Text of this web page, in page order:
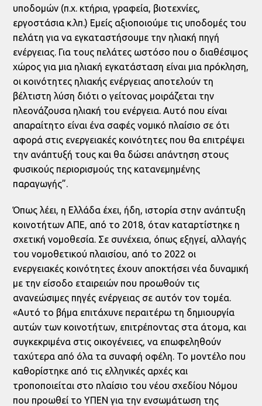
υποδομών (π.χ. κτήρια, γραφεία, βιοτεχνίες,
εργοστάσια κ.λπ.) Εμείς αξιοποιούμε τις υποδομές του
πελάτη για να εγκαταστήσουμε την ηλιακή πηγή
ενέργειας. Για τους πελάτες ωστόσο που ο διαθέσιμος
χώρος για μια ηλιακή εγκατάσταση είναι μια πρόκληση,
οι κοινότητες ηλιακής ενέργειας αποτελούν τη
βέλτιστη λύση διότι ο γείτονας μοιράζεται την
πλεονάζουσα ηλιακή του ενέργεια. Αυτό που είναι
απαραίτητο είναι ένα σαφές νομικό πλαίσιο σε ότι
αφορά στις ενεργειακές κοινότητες που θα επιτρέψει
την ανάπτυξή τους και θα δώσει απάντηση στους
φυσικούς περιορισμούς της κατανεμημένης
παραγωγής”.
Όπως λέει, η Ελλάδα έχει, ήδη, ιστορία στην ανάπτυξη
κοινοτήτων ΑΠΕ, από το 2018, όταν καταρτίστηκε η
σχετική νομοθεσία. Σε συνέχεια, όπως εξηγεί, αλλαγής
του νομοθετικού πλαισίου, από το 2022 οι
ενεργειακές κοινότητες έχουν αποκτήσει νέα δυναμική
με την είσοδο εταιρειών που προωθούν τις
ανανεώσιμες πηγές ενέργειας σε αυτόν τον τομέα.
«Αυτό το βήμα επιτάχυνε περαιτέρω τη δημιουργία
αυτών των κοινοτήτων, επιτρέποντας στα άτομα, και
συγκεκριμένα στις οικογένειες, να επωφεληθούν
ταχύτερα από όλα τα συναφή οφέλη. Το μοντέλο που
καθορίστηκε από τις ελληνικές αρχές και
τροποποιείται στο πλαίσιο του νέου σχεδίου Νόμου
που προωθεί το ΥΠΕΝ για την ενσωμάτωση της